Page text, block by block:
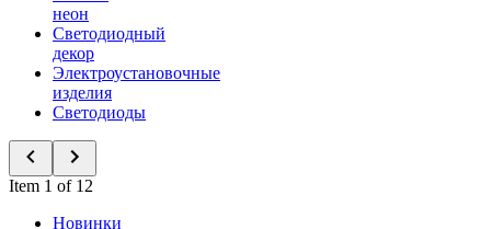
неон
Светодиодный
декор
Электроустановочные
изделия
Светодиоды
Item 1 of 12
Новинки